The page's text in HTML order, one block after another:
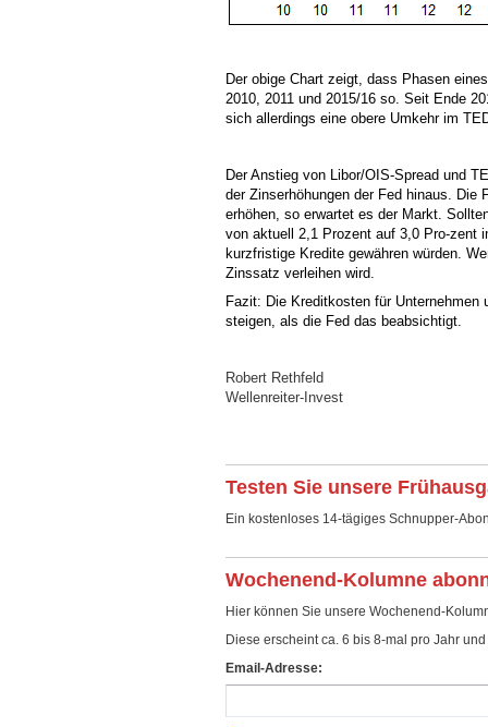
Der obige Chart zeigt, dass Phasen
2010, 2011 und 2015/16 so. Seit Ende
sich allerdings eine obere Umkehr im
Der Anstieg von Libor/OIS-Spread und
der Zinserhöhungen der Fed hinaus.
erhöhen, so erwartet es der Markt.
von aktuell 2,1 Prozent auf 3,0 Pro-zent
kurzfristige Kredite gewähren würden.
Zinssatz verleihen wird.
Fazit: Die Kreditkosten für
steigen, als die Fed das beabsichtigt.
Robert Rethfeld
Wellenreiter-Invest
Testen Sie unsere
Ein kostenloses 14-tägiges Schnupper-
Wochenend-Kolumne
Hier können Sie unsere Wochenend-
Diese erscheint ca. 6 bis 8-mal pro Jahr
Email-Adresse: